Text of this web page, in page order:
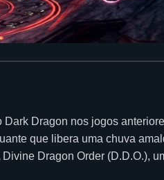
Dragon nos jogos
que libera uma chuva
Dragon Order (D.D.O.),